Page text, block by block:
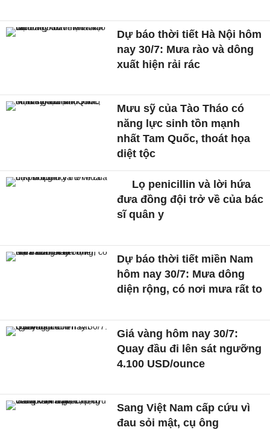
Dự báo thời tiết Hà Nội hôm
nay 30/7: Mưa rào và dông
xuất hiện rải rác
Mưu sỹ của Tào Tháo có
năng lực sinh tồn mạnh
nhất Tam Quốc, thoát họa
diệt tộc
Lọ penicillin và lời hứa
đưa đồng đội trở về của bác
sĩ quân y
Dự báo thời tiết miền Nam
hôm nay 30/7: Mưa dông
diện rộng, có nơi mưa rất to
Giá vàng hôm nay 30/7:
Quay đầu đi lên sát ngưỡng
4.100 USD/ounce
Sang Việt Nam cấp cứu vì
đau sỏi mật, cụ ông